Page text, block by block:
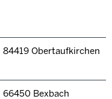
84419 Obertaufkirchen
66450 Bexbach